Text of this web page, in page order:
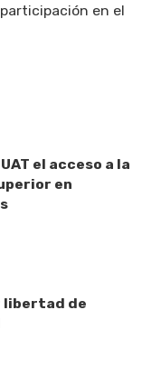
en el
el acceso a la
en
libertad de